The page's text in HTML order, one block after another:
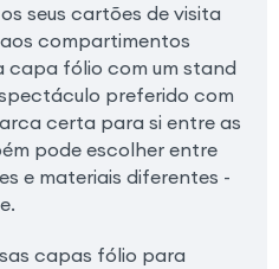
seus cartões de visita
compartimentos
capa fólio com um stand
preferido com
certa para si entre as
pode escolher entre
e materiais diferentes -
capas fólio para